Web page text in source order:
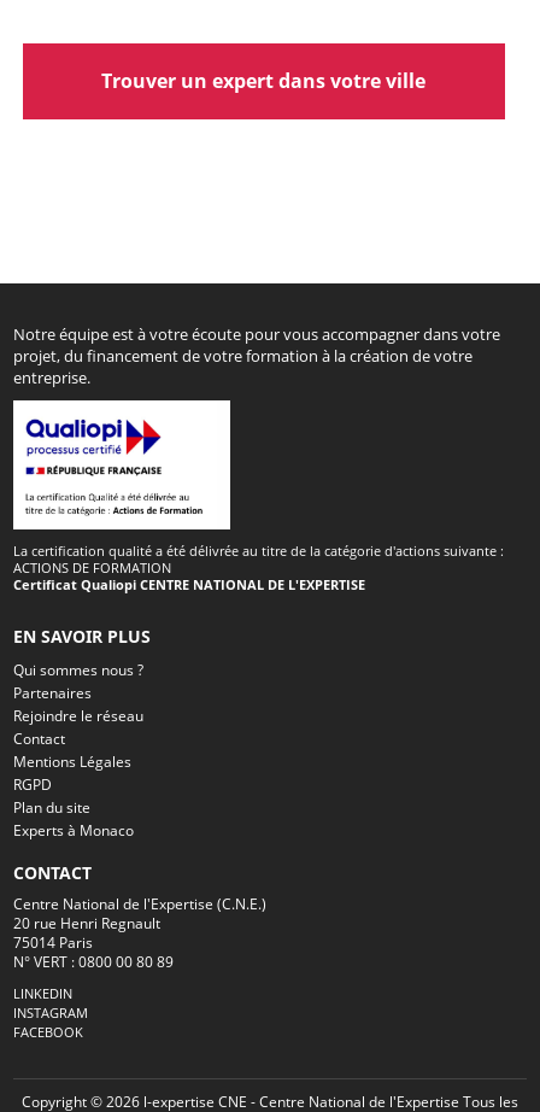
Trouver un expert dans votre ville
Notre équipe est à votre écoute pour vous accompagner dans votre
projet, du financement de votre formation à la création de votre
entreprise.
La certification qualité a été délivrée au titre de la catégorie d'actions suivante :
ACTIONS DE FORMATION
Certificat Qualiopi CENTRE NATIONAL DE L'EXPERTISE
EN SAVOIR PLUS
Qui sommes nous ?
Partenaires
Rejoindre le réseau
Contact
Mentions Légales
RGPD
Plan du site
Experts à Monaco
CONTACT
Centre National de l'Expertise (C.N.E.)
20 rue Henri Regnault
75014 Paris
N° VERT : 0800 00 80 89
LINKEDIN
INSTAGRAM
FACEBOOK
Copyright © 2026 l-expertise CNE - Centre National de l'Expertise Tous les